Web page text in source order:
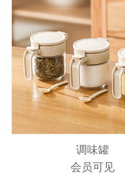
调味罐
会员可见